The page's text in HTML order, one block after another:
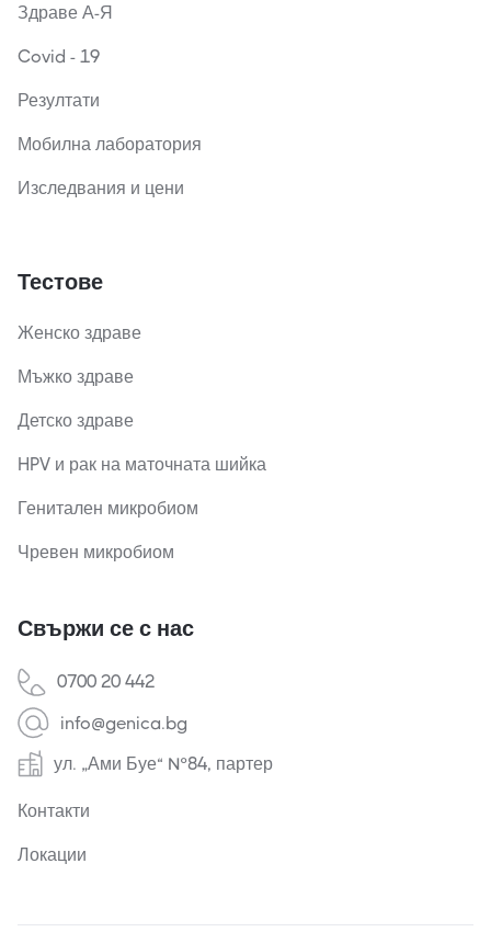
Здраве А-Я
Covid - 19
Резултати
Мобилна лаборатория
Изследвания и цени
Тестове
Женско здраве
Мъжко здраве
Детско здраве
HPV и рак на маточната шийка
Генитален микробиом
Чревен микробиом
Свържи се с нас
0700 20 442
info@genica.bg
ул. „Ами Буе“ №84, партер
Контакти
Локации